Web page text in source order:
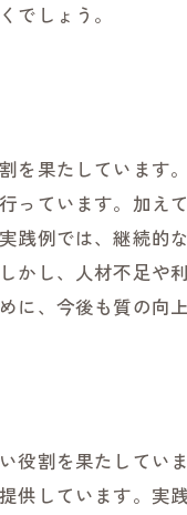
でしょう。
果たしています
ています。加え
践例では、継続的
し、人材不足や
、今後も質の向
割を果たしてい
しています。実